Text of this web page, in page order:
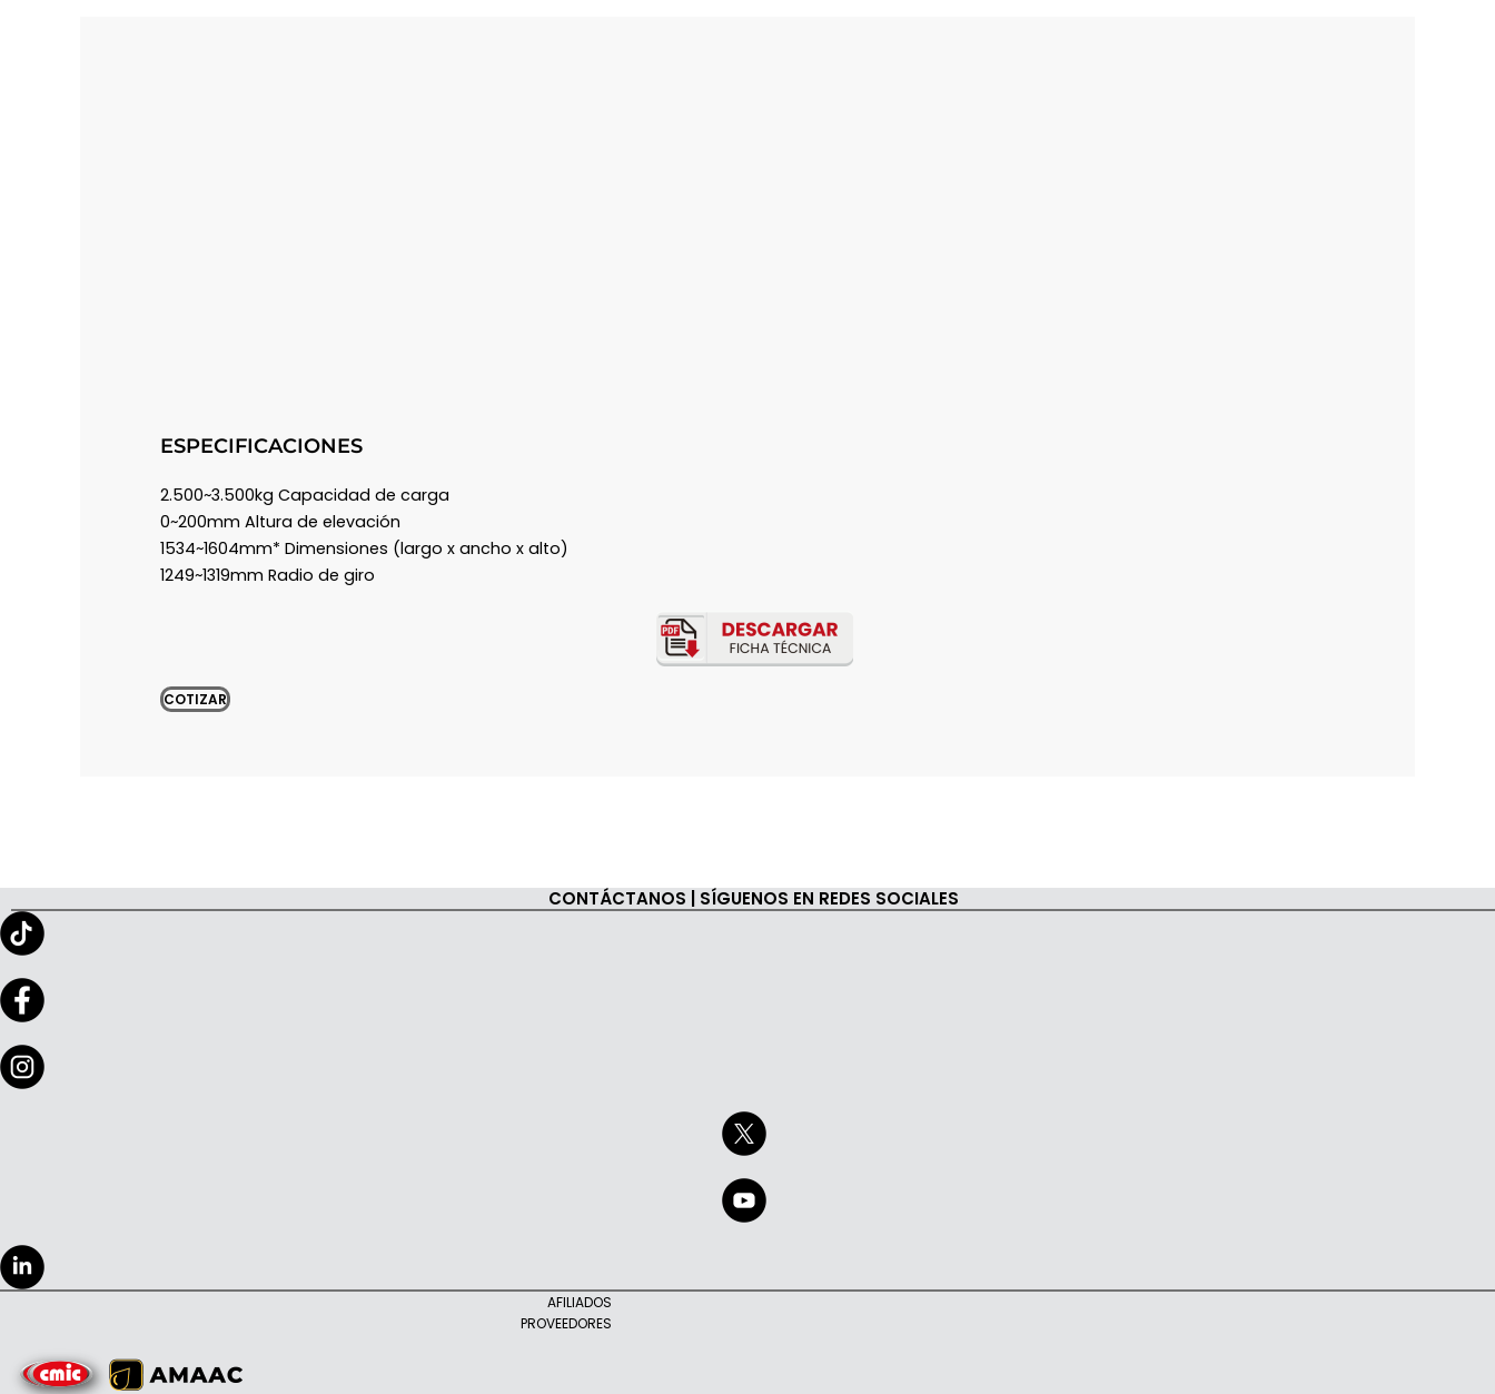
ESPECIFICACIONES
2.500~3.500kg Capacidad de carga
0~200mm Altura de elevación
1534~1604mm* Dimensiones (largo x ancho x alto)
1249~1319mm Radio de giro
COTIZAR
CONTÁCTANOS | SÍGUENOS EN REDES SOCIALES
AFILIADOS
PROVEEDORES